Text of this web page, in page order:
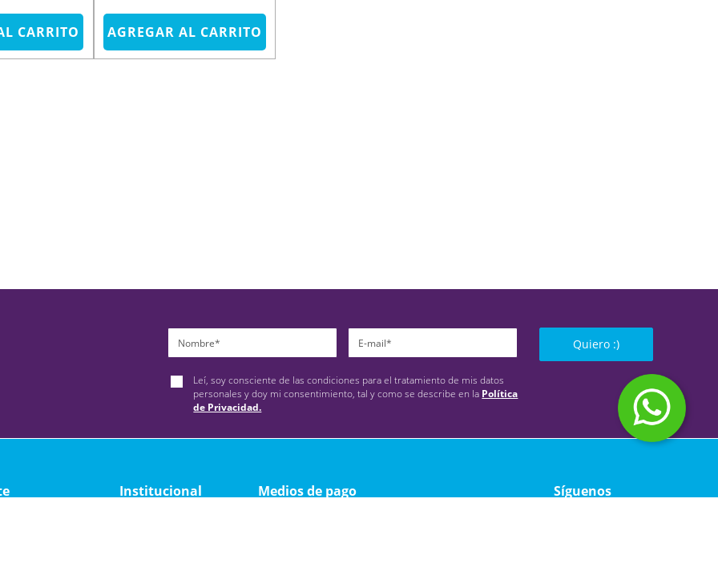
CARRITO AGREGAR AL CARRITO
Quiero :)
Leí, soy consciente de las condiciones para el tratamiento de mis datos
personales y doy mi consentimiento, tal y como se describe en la Política
de Privacidad.
Institucional Medios de pago Síguenos